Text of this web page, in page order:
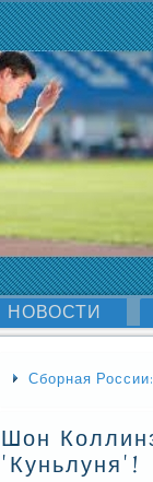
НОВОСТИ
Сборная
Шон
'Куньлуня'!